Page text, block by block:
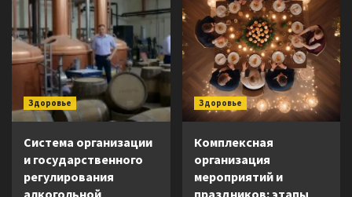
Здоровье
Система организации
и государственного
регулирования
алкогольной
Здоровье
Комплексная
организация
мероприятий и
праздников: этапы